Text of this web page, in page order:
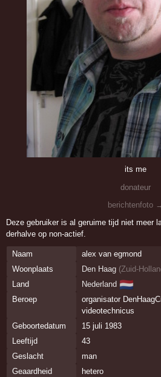
its me
donateur
berichtenfoto →
Deze gebruiker is al geruime tijd niet meer
derhalve op non-actief.
Naam
alex van egmond
Woonplaats
Den Haag (Zuid-
Land
Nederland 🇳🇱
Beroep
organisator
videotechnicus
Geboortedatum
15 juli 1983
Leeftijd
43
Geslacht
man
Geaardheid
hetero